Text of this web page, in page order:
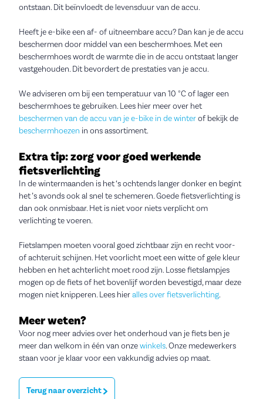
ontstaan. Dit beïnvloedt de levensduur van de accu.
Heeft je e-bike een af- of uitneembare accu? Dan kan je de accu
beschermen door middel van een beschermhoes. Met een
beschermhoes wordt de warmte die in de accu ontstaat langer
vastgehouden. Dit bevordert de prestaties van je accu.
We adviseren om bij een temperatuur van 10 °C of lager een
beschermhoes te gebruiken. Lees hier meer over het
beschermen van de accu van je e-bike in de winterof bekijk de
beschermhoezen in ons assortiment.
Extra tip: zorg voor goed werkende
fietsverlichting
In de wintermaanden is het ‘s ochtends langer donker en begint
het ’s avonds ook al snel te schemeren. Goede fietsverlichting is
dan ook onmisbaar. Het is niet voor niets verplicht om
verlichting te voeren.
Fietslampen moeten vooral goed zichtbaar zijn en recht voor-
of achteruit schijnen. Het voorlicht moet een witte of gele kleur
hebben en het achterlicht moet rood zijn. Losse fietslampjes
mogen op de fiets of het bovenlijf worden bevestigd, maar deze
mogen niet knipperen. Lees hieralles over fietsverlichting.
Meer weten?
Voor nog meer advies over het onderhoud van je fiets ben je
meer dan welkom in één van onzewinkels. Onze medewerkers
staan voor je klaar voor een vakkundig advies op maat.
Terug naar overzicht